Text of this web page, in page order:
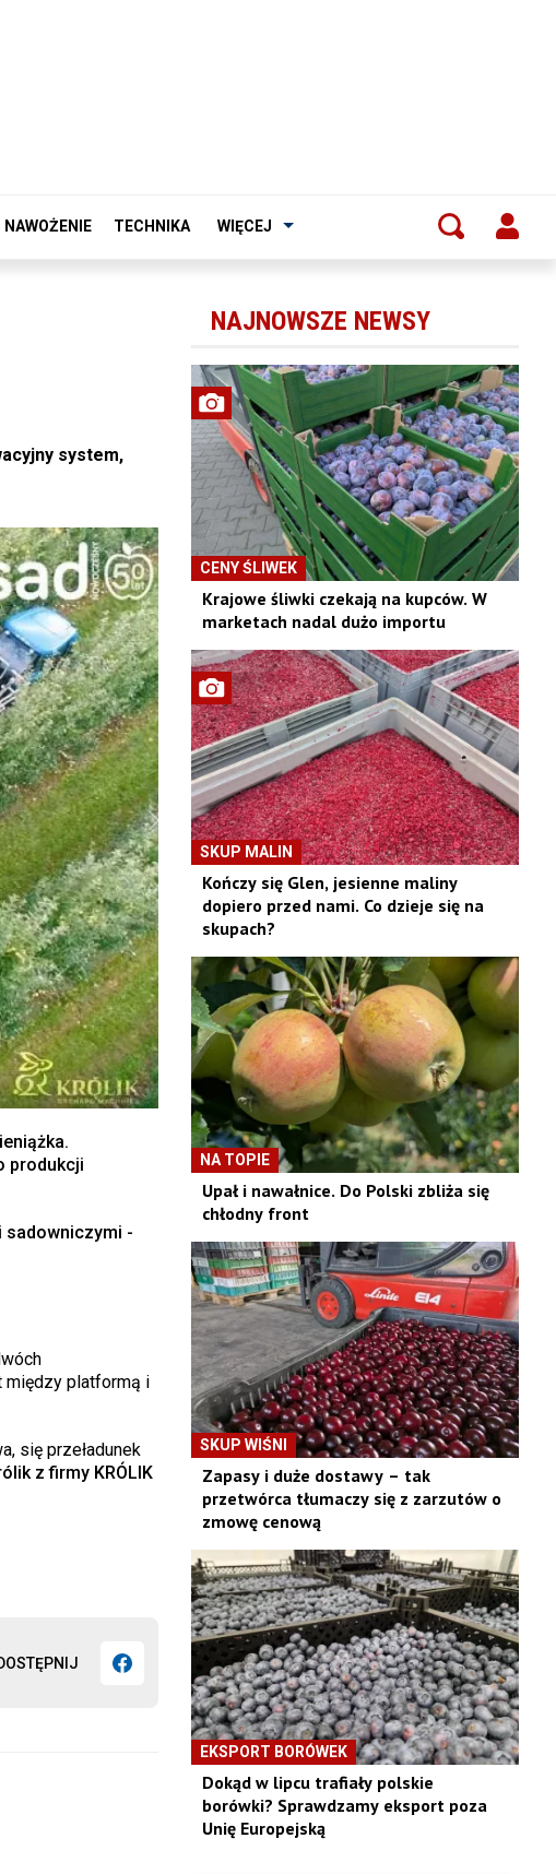
NAWOŻENIE TECHNIKA WIĘCEJ
system,
produkcji
sadowniczymi -
między platformą i
się przeładunek
z firmy KRÓLIK
NAJNOWSZE NEWSY
CENY ŚLIWEK
Krajowe śliwki czekają na kupców. W
marketach nadal dużo importu
SKUP MALIN
Kończy się Glen, jesienne maliny
dopiero przed nami. Co dzieje się na
skupach?
NA TOPIE
Upał i nawałnice. Do Polski zbliża się
chłodny front
SKUP WIŚNI
Zapasy i duże dostawy – tak
przetwórca tłumaczy się z zarzutów o
zmowę cenową
EKSPORT BORÓWEK
Dokąd w lipcu trafiały polskie
borówki? Sprawdzamy eksport poza
Unię Europejską